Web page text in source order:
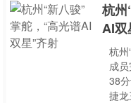
杭州
AI双
杭州
成
38
捷